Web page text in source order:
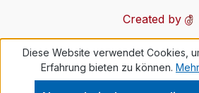
Created by
Diese Website verwendet Cookies,
Erfahrung bieten zu können.